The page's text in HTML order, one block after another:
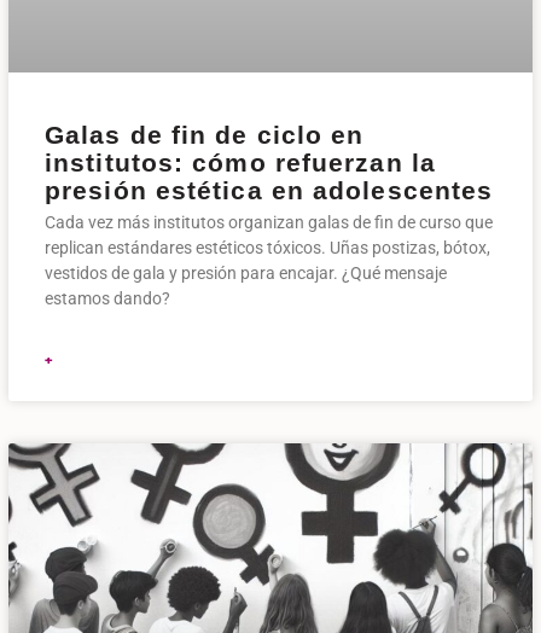
Galas de fin de ciclo en
institutos: cómo refuerzan la
presión estética en adolescentes
Cada vez más institutos organizan galas de fin de curso que
replican estándares estéticos tóxicos. Uñas postizas, bótox,
vestidos de gala y presión para encajar. ¿Qué mensaje
estamos dando?
+